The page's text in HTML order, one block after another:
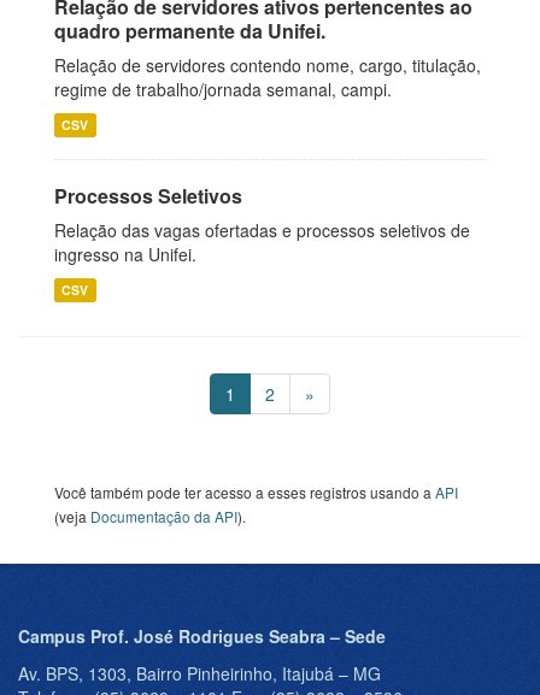
Relação de servidores ativos pertencentes ao
quadro permanente da Unifei.
Relação de servidores contendo nome, cargo, titulação,
regime de trabalho/jornada semanal, campi.
CSV
Processos Seletivos
Relação das vagas ofertadas e processos seletivos de
ingresso na Unifei.
CSV
1 2 »
Você também pode ter acesso a esses registros usando a API
(veja Documentação da API).
Campus Prof. José Rodrigues Seabra – Sede
Av. BPS, 1303, Bairro Pinheirinho, Itajubá – MG